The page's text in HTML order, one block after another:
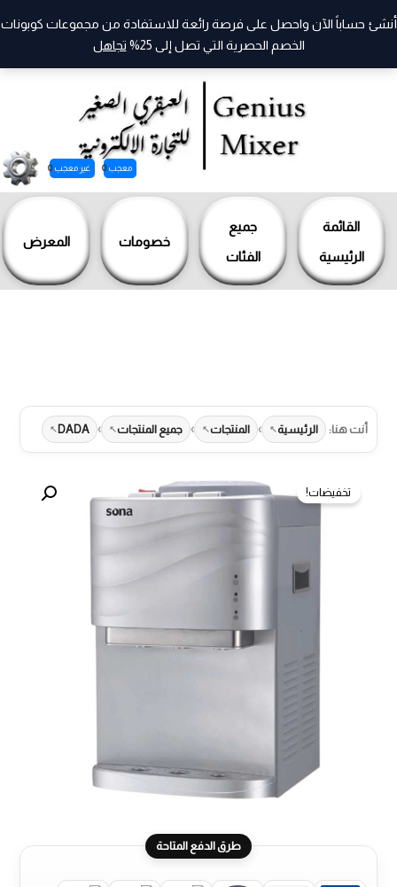
القائمة
الرئيسية
جميع
الفئات
خصومات المعرض
معجب 0 غير معجب 0
أنشئ حساباً الآن واحصل على فرصة رائعة للاستفادة من مجموعات كوبونات
الخصم الحصرية التي تصل إلى 25%
تجاهل
تخطي
أنت هنا: الرئيسية › المنتجات › جميع المنتجات ›
DADA
تخفيضات!
طرق الدفع المتاحة